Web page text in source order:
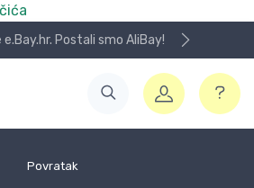
e.Bay.hr. Postali smo AliBay!
Povratak